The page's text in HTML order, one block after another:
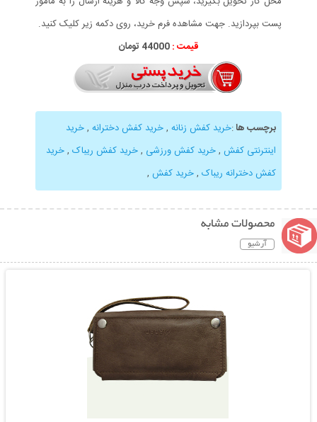
پست بپردازید. جهت مشاهده فرم خرید، روی دکمه زیر کلیک کنید.
قیمت :44000 تومان
برچسب ها:خرید کفش زنانه ,خرید کفش دخترانه ,خرید
اینترنتی کفش ,خرید کفش ورزشی ,خرید کفش ریباک ,خرید
کفش دخترانه ریباک ,خرید کفش ,
محصولات مشابه
آرشیو